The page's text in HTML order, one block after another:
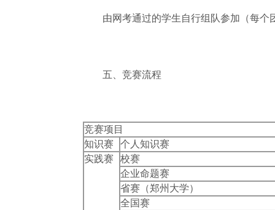
由网考通过的学生自行组队参加（每个
五、竞赛流程
竞赛项目
知识赛
个人知识赛
实践赛
校赛
企业命题赛
省赛（郑州大学）
全国赛